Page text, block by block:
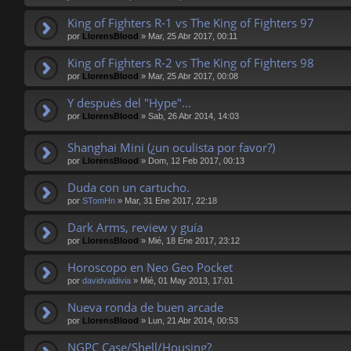
King of Fighters R-1 vs The King of Fighters 97
por LlorensBlood » Mar, 25 Abr 2017, 00:11
King of Fighters R-2 vs The King of Fighters 98
por LlorensBlood » Mar, 25 Abr 2017, 00:08
Y después del "Hype"...
por LlorensBlood » Sab, 26 Abr 2014, 14:03
Shanghai Mini (¿un oculista por favor?)
por LlorensBlood » Dom, 12 Feb 2017, 00:13
Duda con un cartucho.
por STomHn » Mar, 31 Ene 2017, 22:18
Dark Arms, review y guía
por LlorensBlood » Mié, 18 Ene 2017, 23:12
Horoscopo en Neo Geo Pocket
por davidvaldivia » Mié, 01 May 2013, 17:01
Nueva ronda de buen arcade
por LlorensBlood » Lun, 21 Abr 2014, 00:53
NGPC Case/Shell/Housing?